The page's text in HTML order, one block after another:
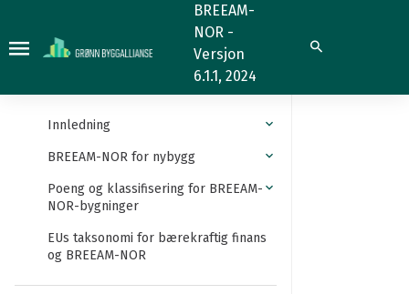
BREEAM-
NOR -
Versjon
6.1.1, 2024
Søk
Innledning
BREEAM-NOR for nybygg
Poeng og klassifisering for BREEAM-
NOR-bygninger
EUs taksonomi for bærekraftig finans
og BREEAM-NOR